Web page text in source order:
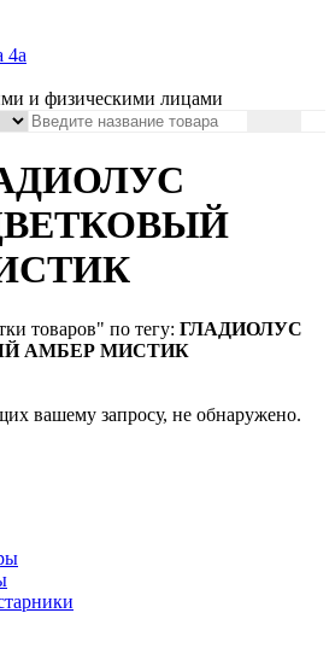
4а
и физическими лицами
товаров" по тегу: ГЛАДИОЛУС
АМБЕР МИСТИК
вашему запросу, не обнаружено.